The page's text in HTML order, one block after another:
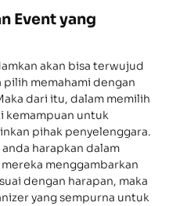
Event yang
akan bisa terwujud
pilih memahami dengan
dari itu, dalam memilih
kemampuan untuk
pihak penyelenggara.
harapkan dalam
menggambarkan
dengan harapan, maka
yang sempurna untuk